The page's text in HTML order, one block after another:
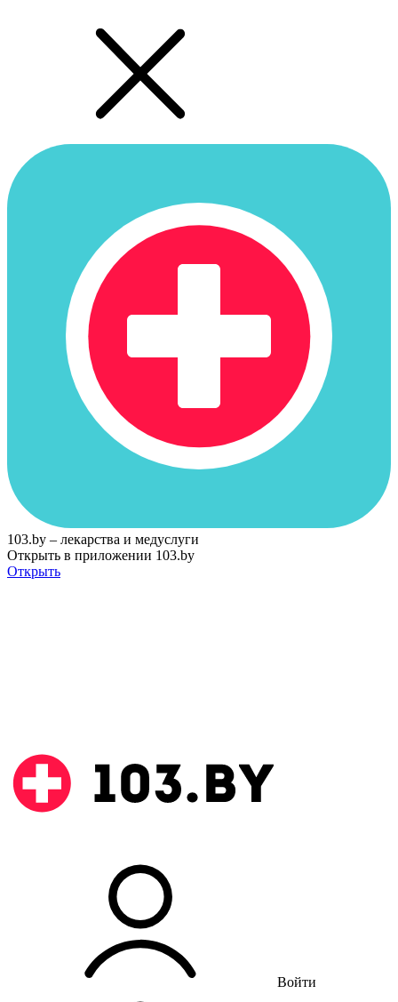
103.by – лекарства и медуслуги
Открыть в приложении 103.by
Открыть
Войти